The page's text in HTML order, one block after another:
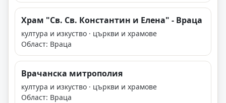
Храм "Св. Св. Константин и Елена" - Враца
култура и изкуство · църкви и храмове
Област: Враца
Врачанска митрополия
култура и изкуство · църкви и храмове
Област: Враца